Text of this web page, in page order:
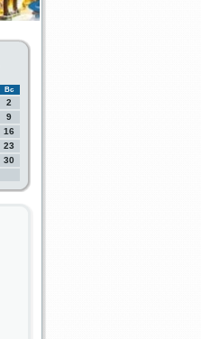
Вс
2
9
16
23
30